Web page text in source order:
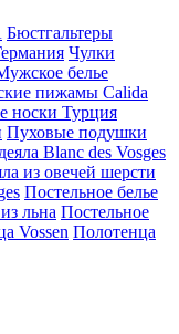
Бюстгальтеры
Чулки
белье
пижамы Calida
носки Турция
Пуховые подушки
Blanc des Vosges
из овечей шерсти
Постельное белье
льна Постельное
Vossen Полотенца